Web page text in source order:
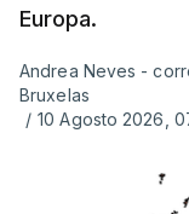
ERRO100
ERROR
ESTE
MOMENTO
Europa.
Andrea Neves -
Bruxelas
/ 10 Agosto 2026,